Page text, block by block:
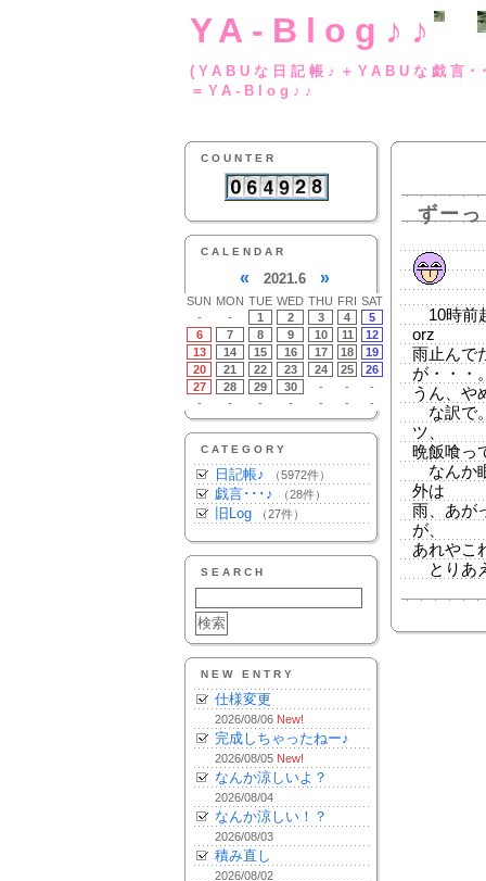
YA-Blog♪♪
(YABUな日記帳♪
＝YA-Blog♪♪
COUNTER
CALENDAR
« 2021.6 »
SUN MON TUE WED THU FRI SAT
-
- 1 2 3 4
5
6
7 8 9 10 11
12
13
14 15 16 17 18
19
20
21 22 23 24 25
26
27
28 29 30 - -
-
-
- - - - - -
CATEGORY
日記帳♪ （5972件）
戯言･･･♪ （28件）
旧Log （27件）
SEARCH
NEW ENTRY
仕様変更
2026/08/06 New!
完成しちゃったねー♪
2026/08/05 New!
なんか涼しいよ？
2026/08/04
なんか涼しい！？
2026/08/03
積み直し
2026/08/02
ずー
10時前
orz
雨止んで
が・・・
うん、や
な訳で
ツ、
晩飯喰っ
なんか
外は
雨、あが
が、
あれやこ
とりあ